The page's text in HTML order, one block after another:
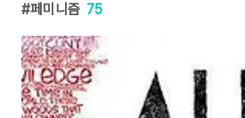
페미니즘 75